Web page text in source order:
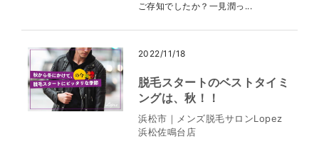
ご存知でしたか？一見潤っ...
2022/11/18
脱毛スタートのベストタイミ
ングは、秋！！
浜松市｜メンズ脱毛サロンLopez
浜松佐鳴台店